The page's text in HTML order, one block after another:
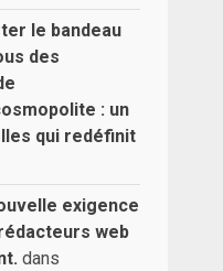
le bandeau
des
: un
qui redéfinit
exigence
web
dans